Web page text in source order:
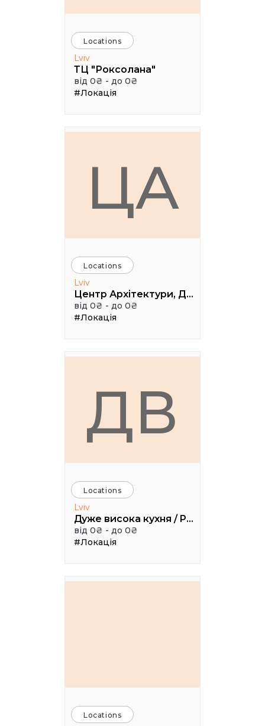
Locations
Lviv
ТЦ "Роксолана"
від 0₴ - до 0₴
#Локація
ЦА
Locations
Lviv
Центр Архітектури, Дизайну та Урбаністики Порохова ВЕЖА
від 0₴ - до 0₴
#Локація
ДВ
Locations
Lviv
Дуже висока кухня / Pretty High Kitchen
від 0₴ - до 0₴
#Локація
Locations